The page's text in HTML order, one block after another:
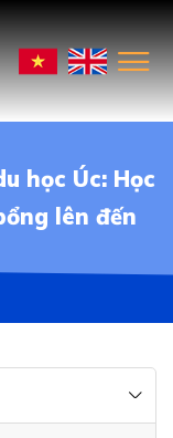
học Úc: Học
lên đến